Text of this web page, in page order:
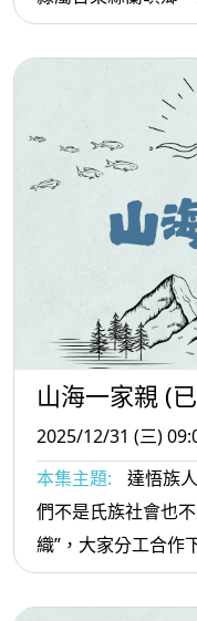
山海一家親 (
2025/12/31 (三)
本集主題:
達悟族
們不是氏族社會也
織”，大家分工合作